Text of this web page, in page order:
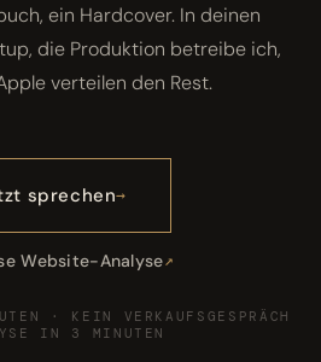
ein Hardcover. In deinen
die Produktion betreibe ich,
verteilen den Rest.
sprechen
Website-Analyse
· KEIN VERKAUFSGESPRÄCH
IN 3 MINUTEN